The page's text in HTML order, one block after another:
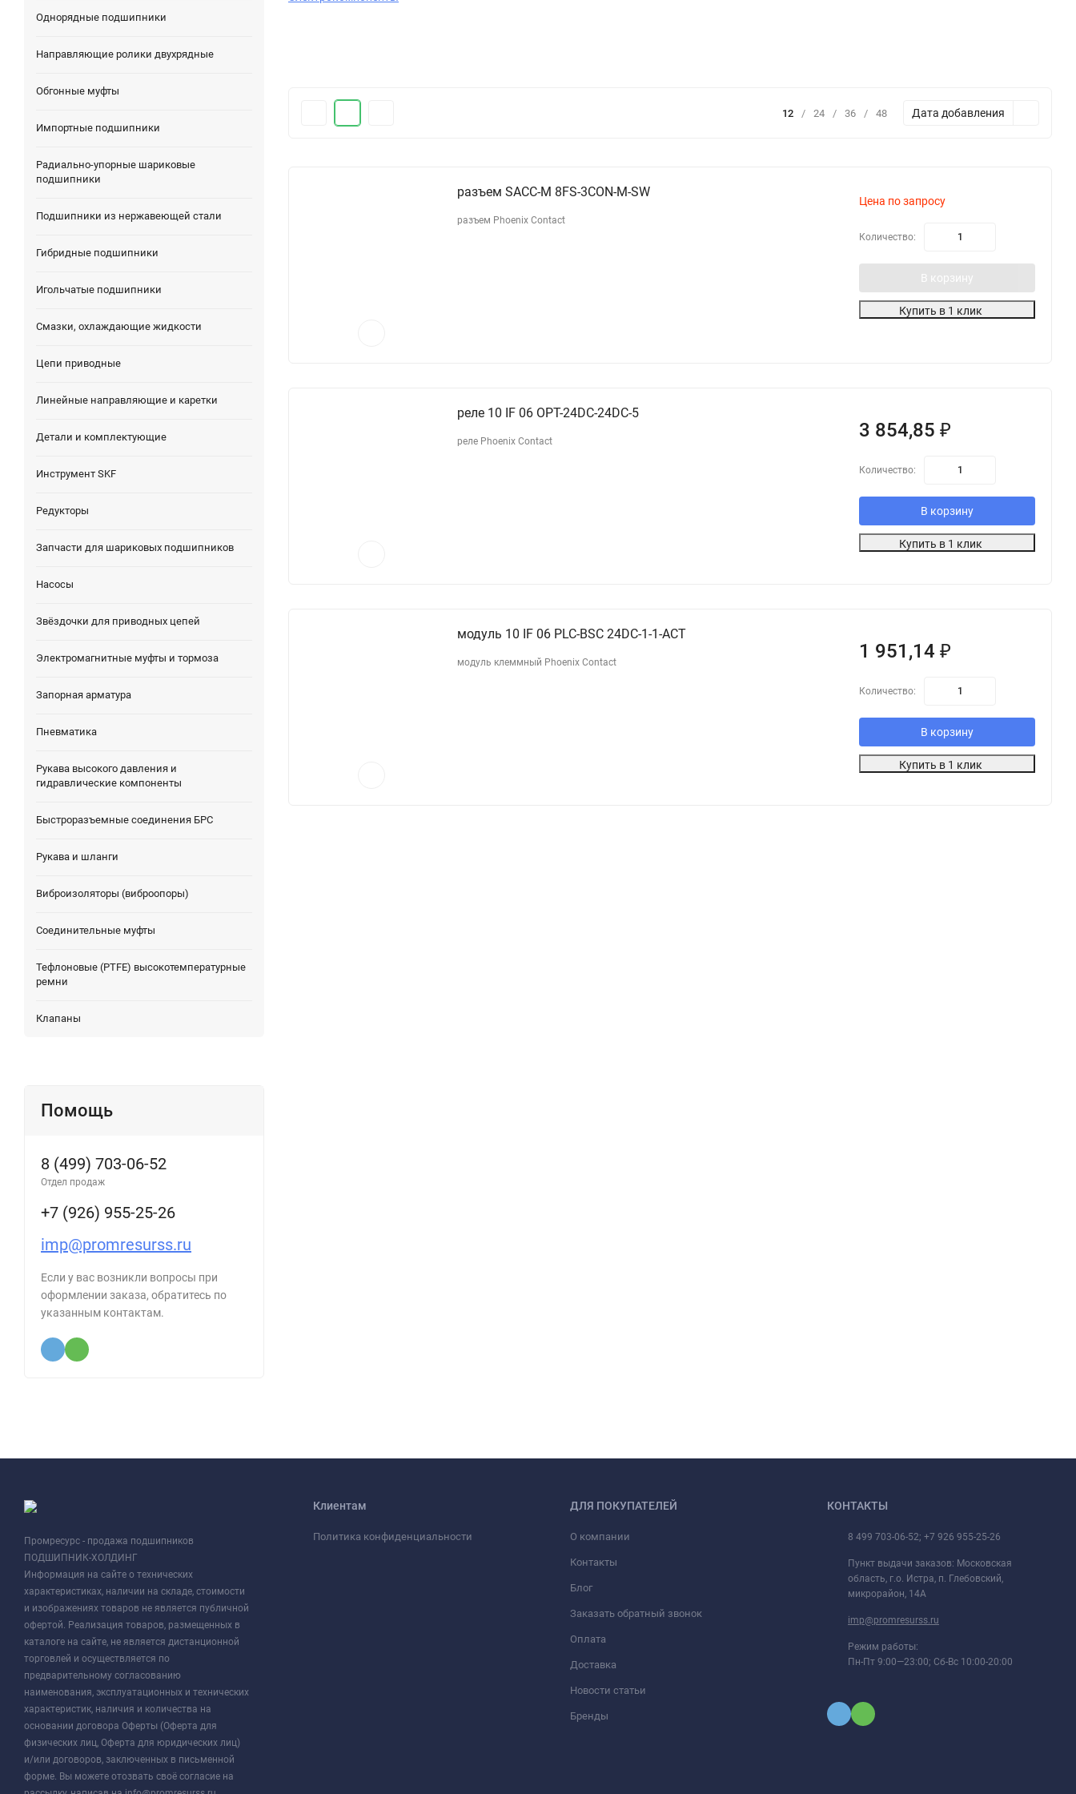
Однорядные подшипники
Направляющие ролики двухрядные
Обгонные муфты
Импортные подшипники
Радиально-упорные шариковые
подшипники
Подшипники из нержавеющей стали
Гибридные подшипники
Игольчатые подшипники
Смазки, охлаждающие жидкости
Цепи приводные
Линейные направляющие и каретки
Детали и комплектующие
Инструмент SKF
Редукторы
Запчасти для шариковых подшипников
Насосы
Звёздочки для приводных цепей
Электромагнитные муфты и тормоза
Запорная арматура
Пневматика
Рукава высокого давления и
гидравлические компоненты
Быстроразъемные соединения БРС
Рукава и шланги
Виброизоляторы (виброопоры)
Соединительные муфты
Тефлоновые (PTFE) высокотемпературные
ремни
Клапаны
Помощь
8 (499) 703-06-52
Отдел продаж
+7 (926) 955-25-26
imp@promresurss.ru
Если у вас возникли вопросы при
оформлении заказа, обратитесь по
указанным контактам.
12 / 24 / 36 / 48 Дата добавления
разъем SACC-М 8FS-3CON-M-SW
разъем Phoenix Contact
Цена по запросу
Количество:
В корзину
Купить в 1 клик
реле 10 IF 06 OPT-24DC-24DC-5
реле Phoenix Contact 3 854,85 ₽
Количество:
В корзину
Купить в 1 клик
модуль 10 IF 06 PLC-BSC 24DC-1-1-ACT
модуль клеммный Phoenix Contact 1 951,14 ₽
Количество:
В корзину
Купить в 1 клик
Промресурс - продажа подшипников
ПОДШИПНИК-ХОЛДИНГ
Информация на сайте о технических
характеристиках, наличии на складе, стоимости
и изображениях товаров не является публичной
офертой. Реализация товаров, размещенных в
каталоге на сайте, не является дистанционной
торговлей и осуществляется по
предварительному согласованию
наименования, эксплуатационных и технических
характеристик, наличия и количества на
основании договора Оферты (Оферта для
физических лиц, Оферта для юридических лиц)
и/или договоров, заключенных в письменной
форме. Вы можете отозвать своё согласие на
Клиентам
Политика конфиденциальности
ДЛЯ ПОКУПАТЕЛЕЙ
О компании
Контакты
Блог
Заказать обратный звонок
Оплата
Доставка
Новости статьи
Бренды
КОНТАКТЫ
8 499 703-06-52; +7 926 955-25-26
Пункт выдачи заказов: Московская
область, г.о. Истра, п. Глебовский,
микрорайон, 14А
imp@promresurss.ru
Режим работы:
Пн-Пт 9:00—23:00; Сб-Вс 10:00-20:00